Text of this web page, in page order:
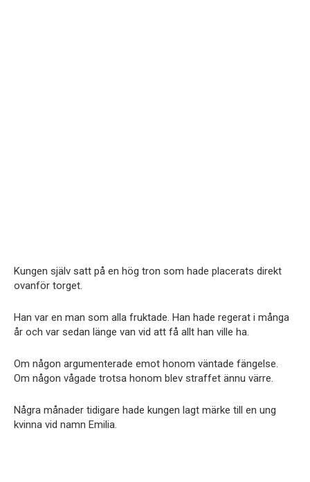
Kungen själv satt på en hög tron som hade placerats direkt
ovanför torget.
Han var en man som alla fruktade. Han hade regerat i många
år och var sedan länge van vid att få allt han ville ha.
Om någon argumenterade emot honom väntade fängelse.
Om någon vågade trotsa honom blev straffet ännu värre.
Några månader tidigare hade kungen lagt märke till en ung
kvinna vid namn Emilia.